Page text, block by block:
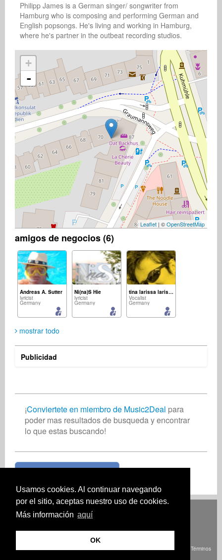
Usamos cookies. Al continuar navegando
por el sitio, aceptas nuestro uso de cookies.
Más información aquí
OK
Philipp James is a German singer/ songwriter from
Hamburg who is composing and performing German and
English popsongs. He's living and working in Hamburg,
where he's partner in the outbeat recording studios.
+
-
Leaflet | ©OpenStreetMap
amigos de negocios (6)
Andreas A. Sutter
lyricist
Germany
Ni(na)S Hie
lyricist
Germany
tina larissa larissa
Vocalist
Germany
mostrar todo
Publicidad
¡Conviertete en miembro de Music2Deal para
poder mas resultados de busqueda y encontrar
lo que estas buscando!
Português Türkçe 中文(简体) Magyar
© Derechos de autor Music2Deal 2026. Todos los derechos reservados.
Términos